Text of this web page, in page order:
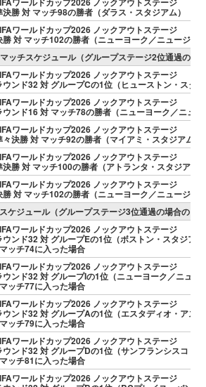
決勝 対 マッチ98の勝者（ダラス・スタジアム）
ワールドカップ2026 ノックアウトステージ
勝 対 マッチ102の勝者（ニューヨーク／ニュージャ
マッチスケジュール（グループステージ2位通過の場
ワールドカップ2026 ノックアウトステージ
ウンド32 対 グループCの1位（ヒューストン・スタ
ワールドカップ2026 ノックアウトステージ
ウンド16 対 マッチ78の勝者（ニューヨーク／ニュ
ワールドカップ2026 ノックアウトステージ
々決勝 対 マッチ92の勝者（マイアミ・スタジアム）
ワールドカップ2026 ノックアウトステージ
決勝 対 マッチ100の勝者（アトランタ・スタジアム
ワールドカップ2026 ノックアウトステージ
勝 対 マッチ102の勝者（ニューヨーク／ニュージャ
ケジュール（グループステージ3位通過の場合のラ
ワールドカップ2026 ノックアウトステージ
ウンド32 対 グループEの1位（ボストン・スタジア
ッチ74に入った場合
ワールドカップ2026 ノックアウトステージ
ウンド32 対 グループIの1位（ニューヨーク／ニュー
ッチ77に入った場合
ワールドカップ2026 ノックアウトステージ
ウンド32 対 グループAの1位（エスタディオ・アス
ッチ79に入った場合
ワールドカップ2026 ノックアウトステージ
ウンド32 対 グループDの1位（サンフランシスコ・
ッチ81に入った場合
ワールドカップ2026 ノックアウトステージ